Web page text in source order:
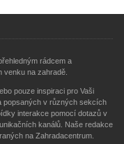
rádcem a
na zahradě.
pouze inspiraci pro Vaši
popsaných v různých sekcích
interakce pomocí dotazů v
kanálů. Naše redakce
na Zahradacentrum.